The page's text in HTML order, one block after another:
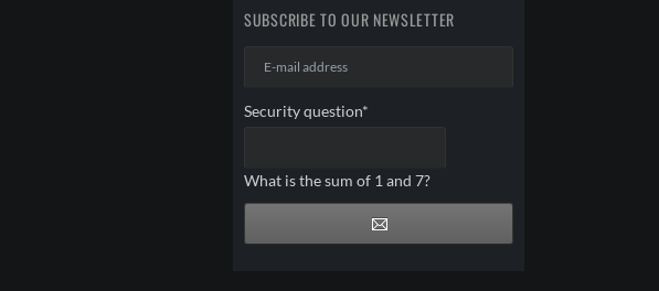
SUBSCRIBE TO OUR NEWSLETTER
address
Mandatory
Security question*
What is the sum of 1 and 7?